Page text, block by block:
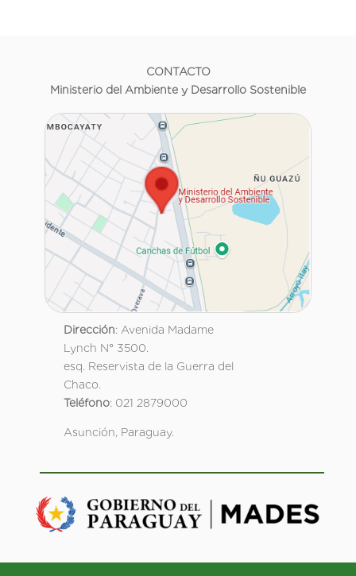
CONTACTO
Ministerio del Ambiente y Desarrollo Sostenible
Dirección: Avenida Madame
Lynch N° 3500.
esq. Reservista de la Guerra del
Chaco.
Teléfono: 021 2879000
Asunción, Paraguay.